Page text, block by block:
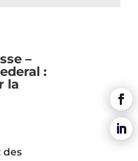
–
:
la
des